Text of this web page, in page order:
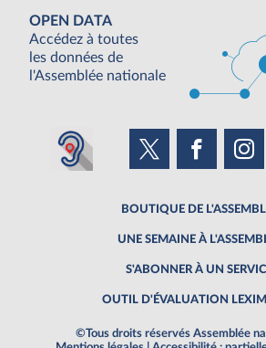
OPEN DATA
Accédez à toutes
les données de
l'Assemblée nationale
BOUTIQUE DE
UNE SEMAINE À
S'ABONNER À UN
OUTIL D'ÉVALUATION
©Tous droits réservés Assemblée